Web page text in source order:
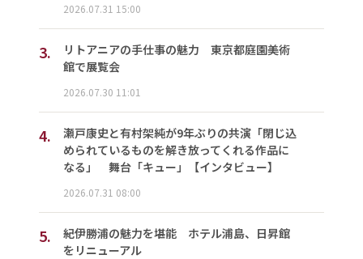
2026.07.31 15:00
3.
リトアニアの手仕事の魅力 東京都庭園美術
館で展覧会
2026.07.30 11:01
4.
瀬戸康史と有村架純が9年ぶりの共演「閉じ込
められているものを解き放ってくれる作品に
なる」 舞台「キュー」【インタビュー】
2026.07.31 08:00
5.
紀伊勝浦の魅力を堪能 ホテル浦島、日昇館
をリニューアル